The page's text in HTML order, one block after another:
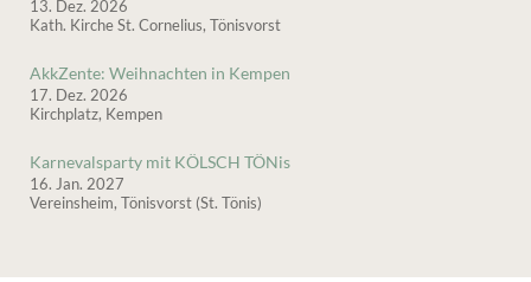
13. Dez. 2026
Kath. Kirche St. Cornelius, Tönisvorst
AkkZente: Weihnachten in Kempen
17. Dez. 2026
Kirchplatz, Kempen
Karnevalsparty mit KÖLSCH TÖNis
16. Jan. 2027
Vereinsheim, Tönisvorst (St. Tönis)